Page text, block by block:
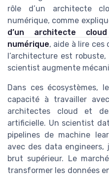
rôle d’un architecte
numérique, comme
d’un architecte
numérique, aide à lire ces
l’architecture est
scientist augmente
Dans ces écosystèmes,
capacité à travailler
architectes cloud et
artificielle. Un scientist
pipelines de machine
avec des data
brut supérieur. Le
transformer les données